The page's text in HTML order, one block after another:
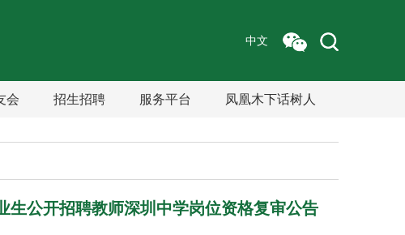
中文
会 招生招聘 服务平台 凤凰木下话树人
生公开招聘教师深圳中学岗位资格复审公告